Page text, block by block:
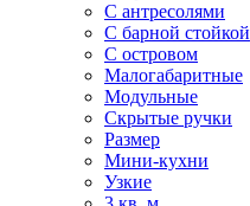
С антресолями
С барной стойкой
С островом
Малогабаритные
Модульные
Скрытые ручки
Размер
Мини-кухни
Узкие